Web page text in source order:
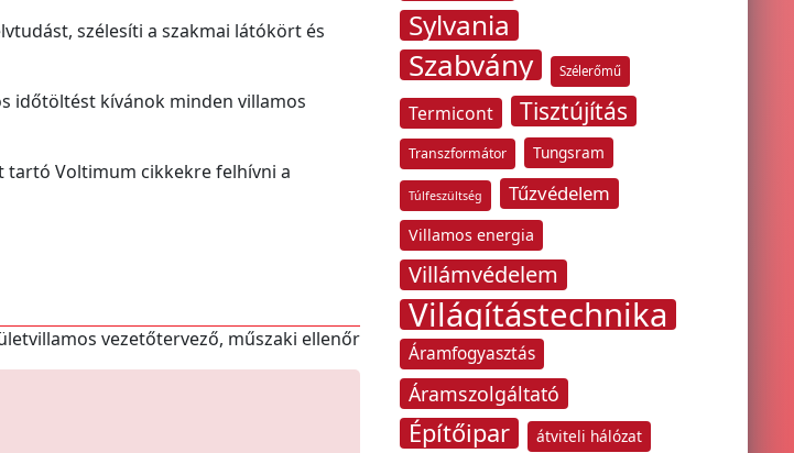
szélesíti a szakmai látókört és
időtöltést kívánok minden villamos
tartó Voltimum cikkekre felhívni a
vezetőtervező, műszaki ellenőr
Sylvania
Szabvány Szélerőmű
Termicont Tisztújítás
Transzformátor Tungsram
Túlfeszültség Tűzvédelem
Villamos energia
Villámvédelem
Világítástechnika
Áramfogyasztás
Áramszolgáltató
Építőipar átviteli hálózat